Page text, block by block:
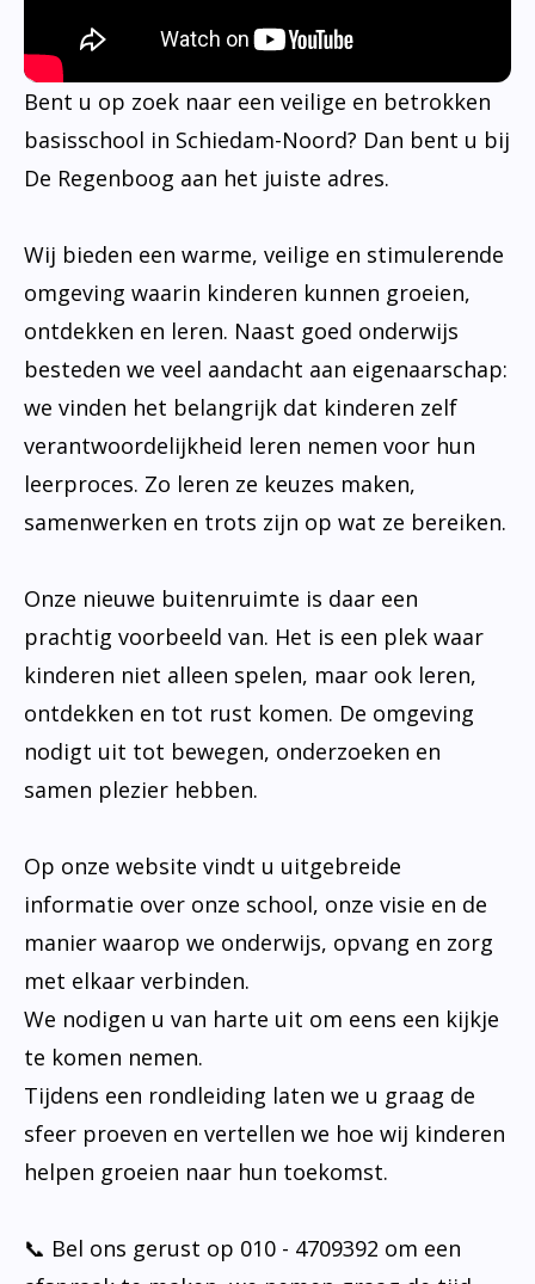
Bent u op zoek naar een veilige en betrokken
basisschool in Schiedam-Noord? Dan bent u bij
De Regenboog aan het juiste adres.
Wij bieden een warme, veilige en stimulerende
omgeving waarin kinderen kunnen groeien,
ontdekken en leren. Naast goed onderwijs
besteden we veel aandacht aan eigenaarschap:
we vinden het belangrijk dat kinderen zelf
verantwoordelijkheid leren nemen voor hun
leerproces. Zo leren ze keuzes maken,
samenwerken en trots zijn op wat ze bereiken.
Onze nieuwe buitenruimte is daar een
prachtig voorbeeld van. Het is een plek waar
kinderen niet alleen spelen, maar ook leren,
ontdekken en tot rust komen. De omgeving
nodigt uit tot bewegen, onderzoeken en
samen plezier hebben.
Op onze website vindt u uitgebreide
informatie over onze school, onze visie en de
manier waarop we onderwijs, opvang en zorg
met elkaar verbinden.
We nodigen u van harte uit om eens een kijkje
te komen nemen.
Tijdens een rondleiding laten we u graag de
sfeer proeven en vertellen we hoe wij kinderen
helpen groeien naar hun toekomst.
📞 Bel ons gerust op 010 - 4709392 om een